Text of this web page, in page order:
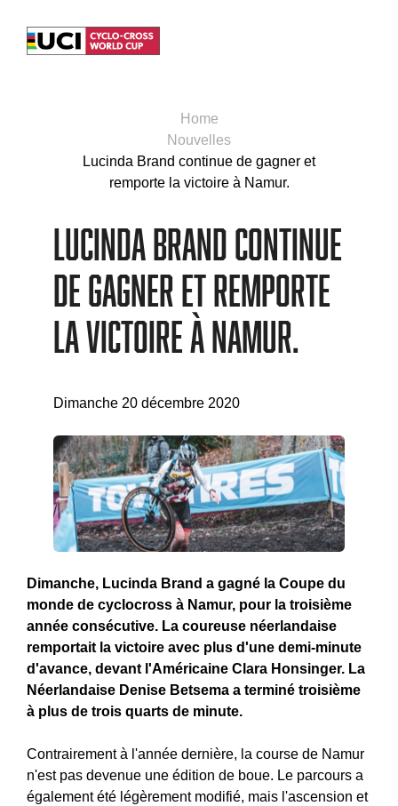
Home
Nouvelles
Lucinda Brand continue de gagner et
remporte la victoire à Namur.
Lucinda Brand continue
de gagner et remporte
la victoire à Namur.
Dimanche 20 décembre 2020
Dimanche, Lucinda Brand a gagné la Coupe du
monde de cyclocross à Namur, pour la troisième
année consécutive. La coureuse néerlandaise
remportait la victoire avec plus d'une demi-minute
d'avance, devant l'Américaine Clara Honsinger. La
Néerlandaise Denise Betsema a terminé troisième
à plus de trois quarts de minute.
Contrairement à l'année dernière, la course de Namur
n'est pas devenue une édition de boue. Le parcours a
également été légèrement modifié, mais l'ascension et